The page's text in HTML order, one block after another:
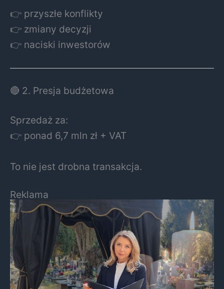
👉 przyszłe konflikty
👉 zmiany decyzji
👉 naciski inwestorów
🔴 2. Presja budżetowa
Sprzedaż za:
👉 ponad 6,7 mln zł + VAT
To nie jest drobna transakcja.
Reklama